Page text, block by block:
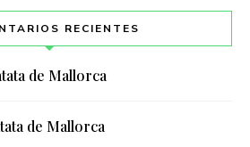
RECIENTES
de Mallorca
de Mallorca